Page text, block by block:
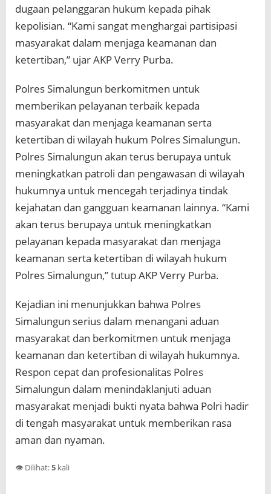
dugaan pelanggaran hukum kepada pihak
kepolisian. “Kami sangat menghargai partisipasi
masyarakat dalam menjaga keamanan dan
ketertiban,” ujar AKP Verry Purba.
Polres Simalungun berkomitmen untuk
memberikan pelayanan terbaik kepada
masyarakat dan menjaga keamanan serta
ketertiban di wilayah hukum Polres Simalungun.
Polres Simalungun akan terus berupaya untuk
meningkatkan patroli dan pengawasan di wilayah
hukumnya untuk mencegah terjadinya tindak
kejahatan dan gangguan keamanan lainnya. “Kami
akan terus berupaya untuk meningkatkan
pelayanan kepada masyarakat dan menjaga
keamanan serta ketertiban di wilayah hukum
Polres Simalungun,” tutup AKP Verry Purba.
Kejadian ini menunjukkan bahwa Polres
Simalungun serius dalam menangani aduan
masyarakat dan berkomitmen untuk menjaga
keamanan dan ketertiban di wilayah hukumnya.
Respon cepat dan profesionalitas Polres
Simalungun dalam menindaklanjuti aduan
masyarakat menjadi bukti nyata bahwa Polri hadir
di tengah masyarakat untuk memberikan rasa
aman dan nyaman.
👁️ Dilihat:5 kali